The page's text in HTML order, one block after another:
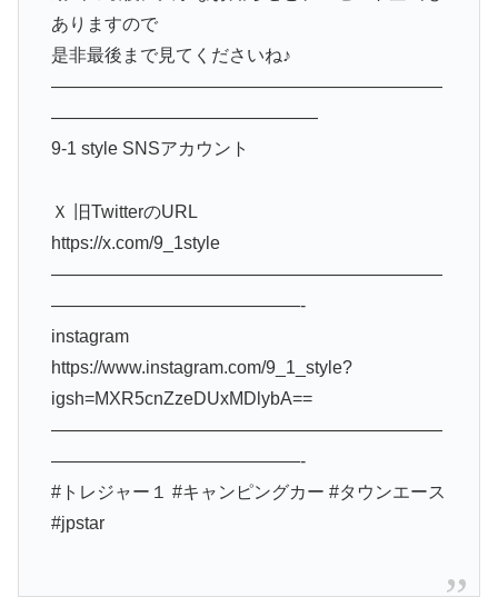
ありますので
是非最後まで見てくださいね♪
——————————————————————
———————————————
9-1 style SNSアカウント
Ｘ 旧TwitterのURL
https://x.com/9_1style
——————————————————————
——————————————-
instagram
https://www.instagram.com/9_1_style?
igsh=MXR5cnZzeDUxMDlybA==
——————————————————————
——————————————-
#トレジャー１ #キャンピングカー #タウンエース
#jpstar